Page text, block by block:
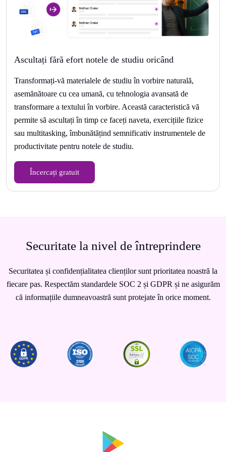
Ascultați fără efort notele de studiu oricând
Transformați-vă materialele de studiu în vorbire naturală,
asemănătoare cu cea umană, cu tehnologia avansată de
transformare a textului în vorbire. Această caracteristică vă
permite să ascultați în timp ce faceți naveta, exercițiile fizice
sau multitasking, îmbunătățind semnificativ instrumentele de
productivitate pentru notele de studiu.
Încercați gratuit
Securitate la nivel de întreprindere
Securitatea și confidențialitatea clienților sunt prioritatea noastră la
fiecare pas. Respectăm standardele SOC 2 și GDPR și ne asigurăm
că informațiile dumneavoastră sunt protejate în orice moment.